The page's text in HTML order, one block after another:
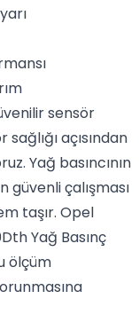
sensör
açısından
Yağ basıncının
çalışması
taşır. Opel
Yağ Basınç
ölçüm